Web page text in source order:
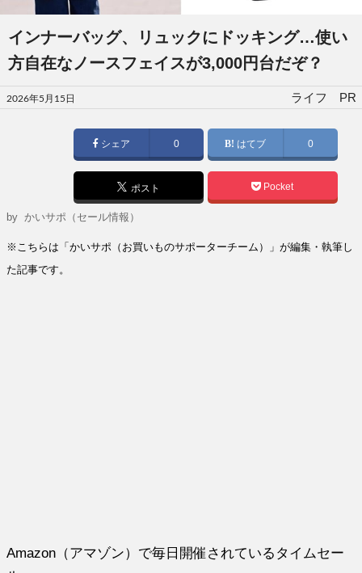
インナーバッグ、リュックにドッキング…使い
方自在なノースフェイスが3,000円台だぞ？
投
稿
2026年5月15日 ライフ PR
シェア 0 はてブ 0
ポスト Pocket
byかいサポ（セール情報）
※こちらは「かいサポ（お買いものサポーターチーム）」が編集・執筆し
た記事です。
Amazon（アマゾン）で毎日開催されているタイムセー